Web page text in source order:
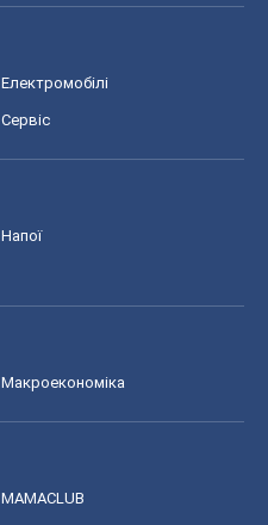
Електромобілі
Сервіс
Напої
Макроекономіка
MAMACLUB